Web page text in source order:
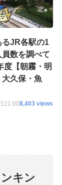
るJR各駅の1
員数を調べて
度【朝霧・明
久保・魚
21:008,403 views
キン